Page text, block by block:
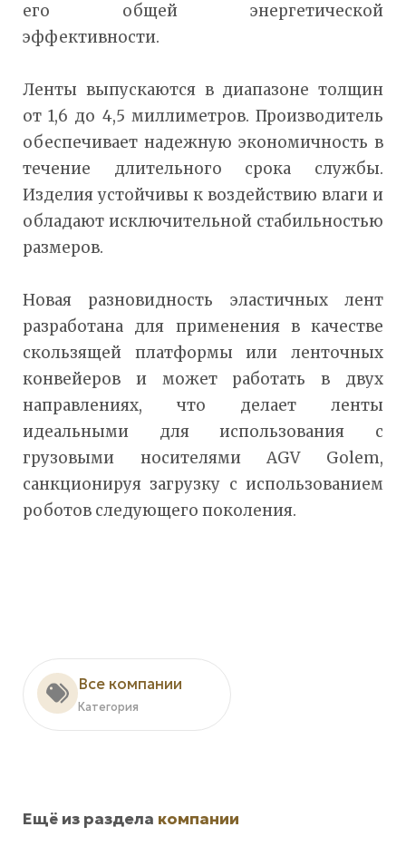
его общей энергетической
эффективности.
Ленты выпускаются в диапазоне толщин
от 1,6 до 4,5 миллиметров. Производитель
обеспечивает надежную экономичность в
течение длительного срока службы.
Изделия устойчивы к воздействию влаги и
обладают исключительной стабильностью
размеров.
Новая разновидность эластичных лент
разработана для применения в качестве
скользящей платформы или ленточных
конвейеров и может работать в двух
направлениях, что делает ленты
идеальными для использования с
грузовыми носителями AGV Golem,
санкционируя загрузку с использованием
роботов следующего поколения.
Все компании
Категория
Ещё из раздела компании